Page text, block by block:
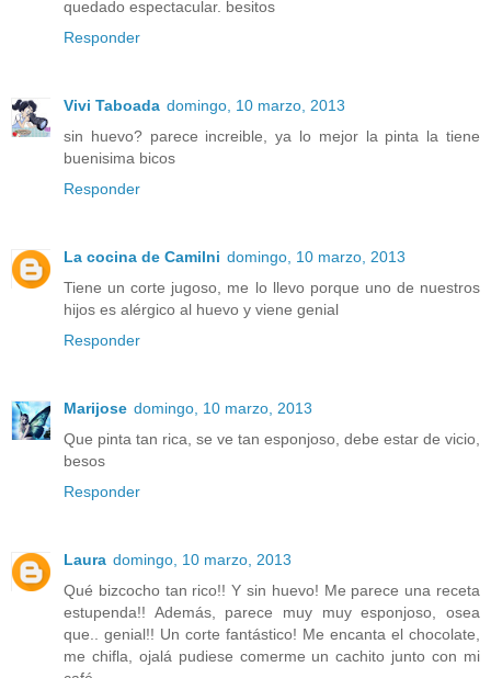
quedado espectacular. besitos
Responder
Vivi Taboada domingo, 10 marzo, 2013
sin huevo? parece increible, ya lo mejor la pinta la tiene
buenisima bicos
Responder
La cocina de Camilni domingo, 10 marzo, 2013
Tiene un corte jugoso, me lo llevo porque uno de nuestros
hijos es alérgico al huevo y viene genial
Responder
Marijose domingo, 10 marzo, 2013
Que pinta tan rica, se ve tan esponjoso, debe estar de vicio,
besos
Responder
Laura domingo, 10 marzo, 2013
Qué bizcocho tan rico!! Y sin huevo! Me parece una receta
estupenda!! Además, parece muy muy esponjoso, osea
que.. genial!! Un corte fantástico! Me encanta el chocolate,
me chifla, ojalá pudiese comerme un cachito junto con mi